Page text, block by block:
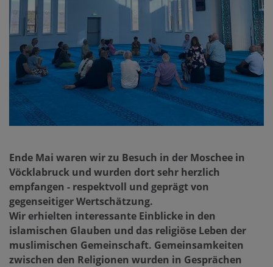
Ende Mai waren wir zu Besuch in der Moschee in
Vöcklabruck und wurden dort sehr herzlich
empfangen - respektvoll und geprägt von
gegenseitiger Wertschätzung.
Wir erhielten interessante Einblicke in den
islamischen Glauben und das religiöse Leben der
muslimischen Gemeinschaft. Gemeinsamkeiten
zwischen den Religionen wurden in Gesprächen